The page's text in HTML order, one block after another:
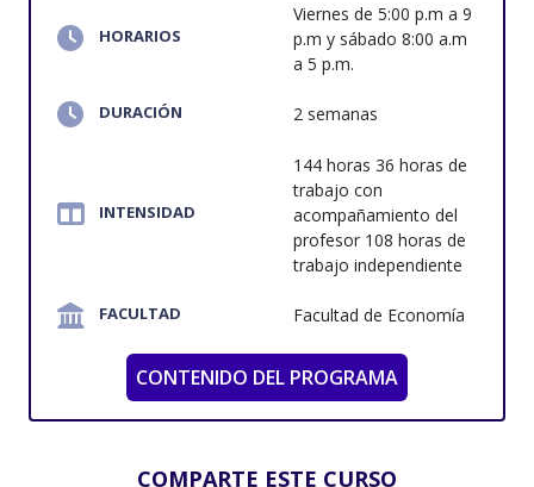
HORARIOS
Viernes de 5:00 p.m a 9
p.m y sábado 8:00 a.m
a 5 p.m.
DURACIÓN 2 semanas
INTENSIDAD
144 horas 36 horas de
trabajo con
acompañamiento del
profesor 108 horas de
trabajo independiente
FACULTAD Facultad de Economía
CONTENIDO DEL PROGRAMA
COMPARTE ESTE CURSO